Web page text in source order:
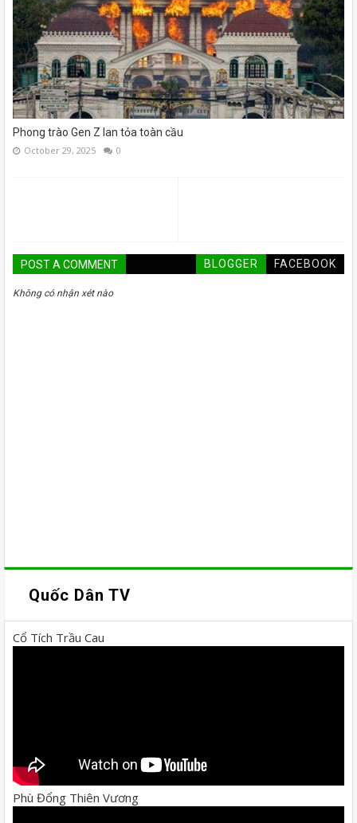
Phong trào Gen Z lan tỏa toàn cầu
October 29, 2025 0
POST A COMMENT BLOGGER FACEBOOK
Không có nhận xét nào
Quốc Dân TV
Cổ Tích Trầu Cau
Phù Đổng Thiên Vương